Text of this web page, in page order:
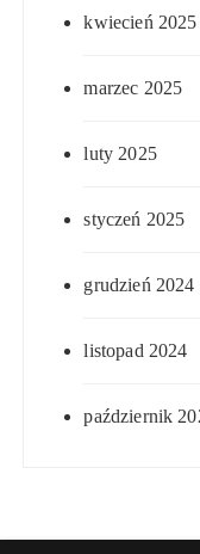
kwiecień 2025
marzec 2025
luty 2025
styczeń 2025
grudzień 2024
listopad 2024
październik